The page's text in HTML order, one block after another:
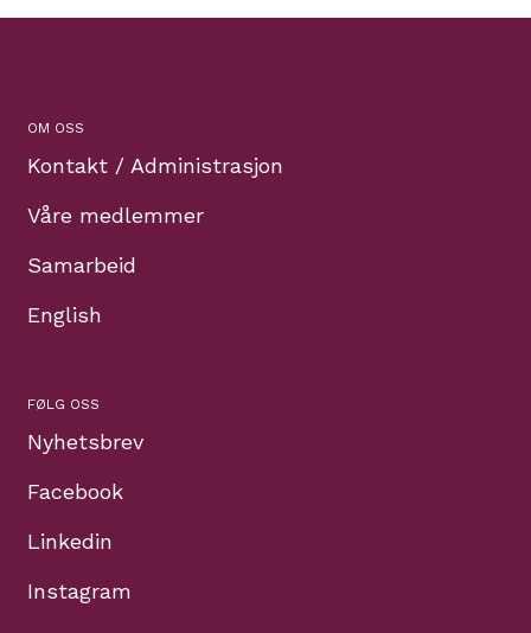
OM OSS
Kontakt / Administrasjon
Våre medlemmer
Samarbeid
English
FØLG OSS
Nyhetsbrev
Facebook
Linkedin
Instagram